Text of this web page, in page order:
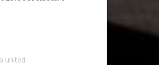
united